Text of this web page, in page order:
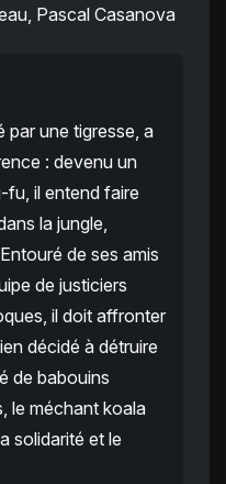
Pascal Casanova
par une tigresse, a
: devenu un
fu, il entend faire
la jungle,
de ses amis
de justiciers
il doit affronter
décidé à détruire
de babouins
le méchant koala
solidarité et le